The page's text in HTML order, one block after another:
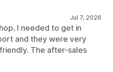
Jul 7, 2026
I needed to get in
and they were very
The after-sales